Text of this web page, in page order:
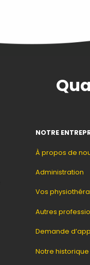
NOTRE
À propos de
Administration
Vos
Autres
Demande
Notre historique